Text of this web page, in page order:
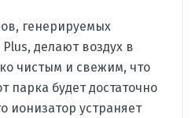
генерируемых
делают воздух в
чистым и свежим, что
парка будет достаточно
ионизатор устраняет